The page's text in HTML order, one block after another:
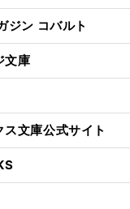
ジン コバルト
文庫
文庫公式サイト